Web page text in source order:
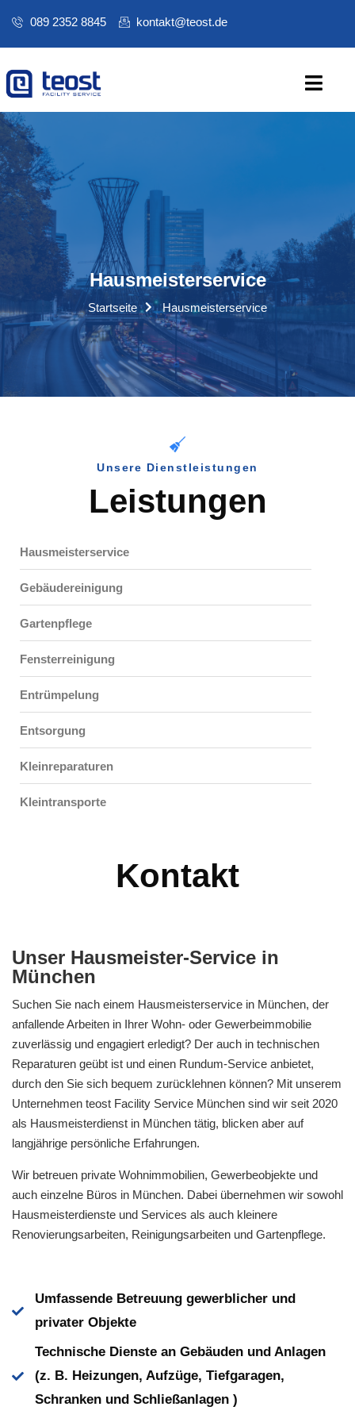
089 2352 8845 kontakt@teost.de
Hausmeisterservice
Startseite Hausmeisterservice
Unsere Dienstleistungen
Leistungen
Hausmeisterservice
Gebäudereinigung
Gartenpflege
Fensterreinigung
Entrümpelung
Entsorgung
Kleinreparaturen
Kleintransporte
Kontakt
Unser Hausmeister-Service in
München
Suchen Sie nach einem Hausmeisterservice in München, der
anfallende Arbeiten in Ihrer Wohn- oder Gewerbeimmobilie
zuverlässig und engagiert erledigt? Der auch in technischen
Reparaturen geübt ist und einen Rundum-Service anbietet,
durch den Sie sich bequem zurücklehnen können? Mit unserem
Unternehmen teost Facility Service München sind wir seit 2020
als Hausmeisterdienst in München tätig, blicken aber auf
langjährige persönliche Erfahrungen.
Wir betreuen private Wohnimmobilien, Gewerbeobjekte und
auch einzelne Büros in München. Dabei übernehmen wir sowohl
Hausmeisterdienste und Services als auch kleinere
Renovierungsarbeiten, Reinigungsarbeiten und Gartenpflege.
Umfassende Betreuung gewerblicher und
privater Objekte
Technische Dienste an Gebäuden und Anlagen
(z. B. Heizungen, Aufzüge, Tiefgaragen,
Schranken und Schließanlagen )